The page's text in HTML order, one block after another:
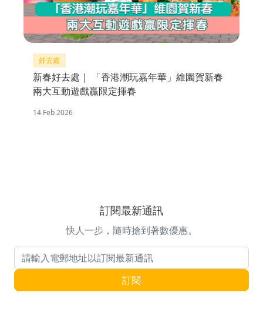
好去處
新春好去處｜ 「香港潮玩嘉年華」維園賀新春
兩大互動遊戲贏限定揮春
14 Feb 2026
訂閱最新通訊
快人一步，隨時搶到著數優惠。
電郵地址 訂閱